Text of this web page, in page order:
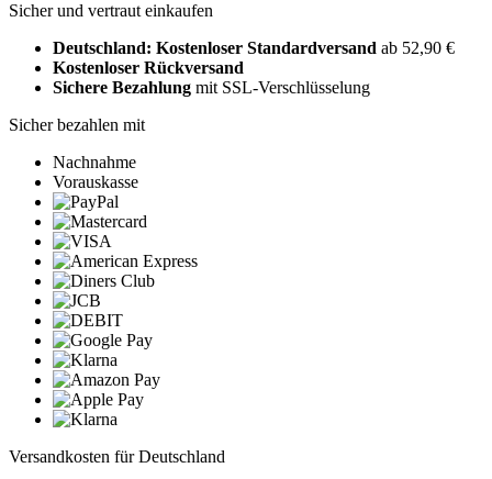
Sicher und vertraut einkaufen
Deutschland: Kostenloser Standardversand ab 52,90 €
Kostenloser Rückversand
Sichere Bezahlung mit SSL-Verschlüsselung
Sicher bezahlen mit
Nachnahme
Vorauskasse
Versandkosten für Deutschland